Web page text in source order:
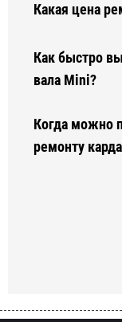
Какая цена
Как быстро
вала Mini?
Когда можно
ремонту